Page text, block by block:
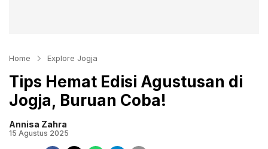
Home Explore Jogja
Tips Hemat Edisi Agustusan di
Jogja, Buruan Coba!
Annisa Zahra
15 Agustus 2025